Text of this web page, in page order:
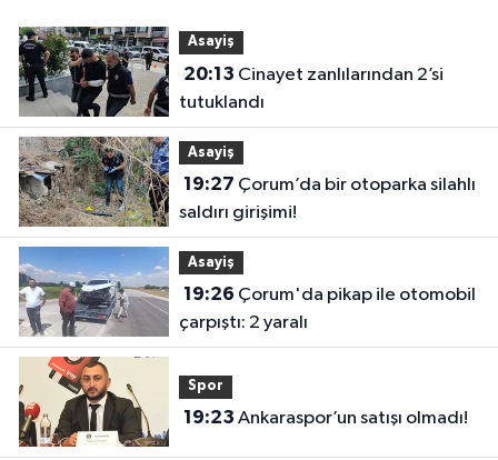
Asayiş
20:13
tutuklandı
Asayiş
19:27
saldırı girişimi!
Asayiş
19:26
çarpıştı: 2 yaralı
Spor
19:23 Ankaraspor’un satışı olmadı!